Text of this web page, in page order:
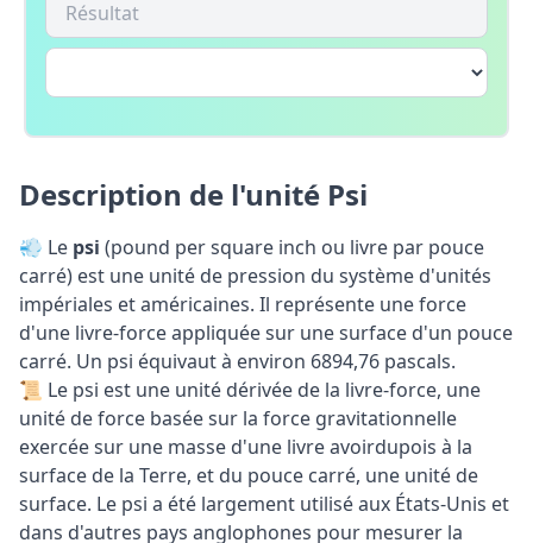
Description de l'unité Psi
💨 Le psi (pound per square inch ou livre par pouce
carré) est une unité de pression du système d'unités
impériales et américaines. Il représente une force
d'une livre-force appliquée sur une surface d'un pouce
carré. Un psi équivaut à environ 6894,76 pascals.
📜 Le psi est une unité dérivée de la livre-force, une
unité de force basée sur la force gravitationnelle
exercée sur une masse d'une livre avoirdupois à la
surface de la Terre, et du pouce carré, une unité de
surface. Le psi a été largement utilisé aux États-Unis et
dans d'autres pays anglophones pour mesurer la